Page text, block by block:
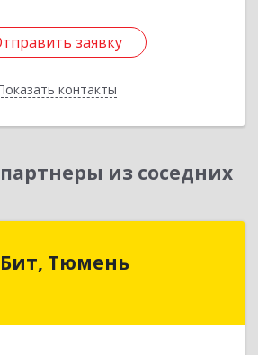
заявку
контакты
заявку
Назад
из соседних
Тюмень
Бит, Тюмень
обл, Тюмень г, Республики